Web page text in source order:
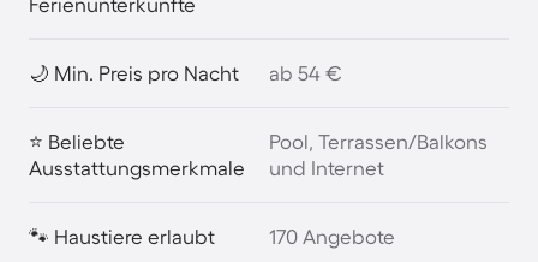
🌙 Min. Preis pro Nacht ab 54 €
⭐ Beliebte
Ausstattungsmerkmale
Pool, Terrassen/Balkons
und Internet
🐾 Haustiere erlaubt 170 Angebote